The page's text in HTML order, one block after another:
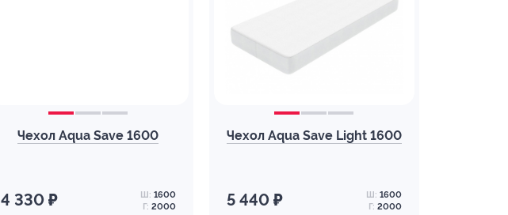
Чехол Aqua Save 1600
4 330 ₽ Ш: 1600
Г: 2000
Чехол Aqua Save Light 1600
5 440 ₽ Ш: 1600
Г: 2000